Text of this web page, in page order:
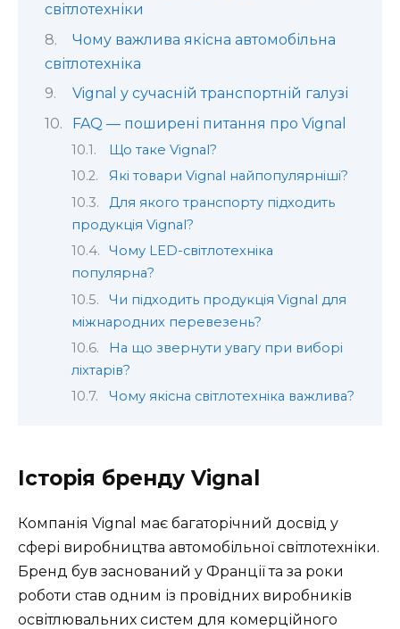
світлотехніки
Чому важлива якісна автомобільна
світлотехніка
Vignal у сучасній транспортній галузі
FAQ — поширені питання про Vignal
Що таке Vignal?
Які товари Vignal найпопулярніші?
Для якого транспорту підходить
продукція Vignal?
Чому LED-світлотехніка
популярна?
Чи підходить продукція Vignal для
міжнародних перевезень?
На що звернути увагу при виборі
ліхтарів?
Чому якісна світлотехніка важлива?
Історія бренду Vignal
Компанія Vignal має багаторічний досвід у
сфері виробництва автомобільної світлотехніки.
Бренд був заснований у Франції та за роки
роботи став одним із провідних виробників
освітлювальних систем для комерційного